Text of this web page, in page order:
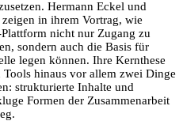
Hermann Eckel und
in ihrem Vortrag, wie
nicht nur Zugang zu
sondern auch die Basis für
legen können. Ihre Kernthese
hinaus vor allem zwei Dinge
strukturierte Inhalte und
Formen der Zusammenarbeit